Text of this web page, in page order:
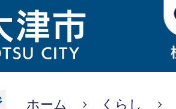
ホーム
くらし